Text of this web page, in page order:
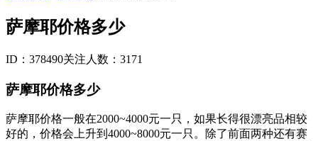
萨摩耶价格多少
ID：378490关注人数：3171
萨摩耶价格多少
萨摩耶价格一般在2000~4000元一只，如果长得很漂亮品相较
好的，价格会上升到4000~8000元一只。除了前面两种还有赛